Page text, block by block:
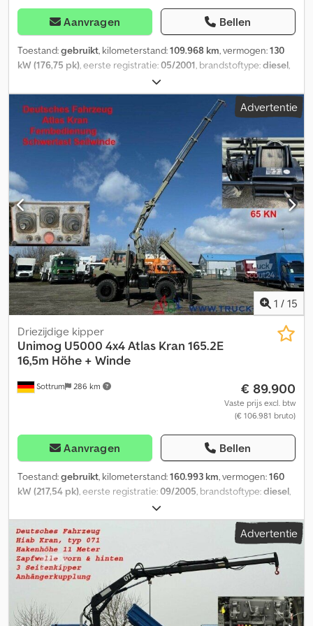
Aanvragen Bellen
Toestand:gebruikt, kilometerstand:109.968 km, vermogen:130
kW (176,75 pk), eerste registratie:05/2001, brandstoftype:diesel,
, soort overbrenging:
aantal zitplaatsen:2, totale lengte:5.100 mm, totale breedte:2.150
mm, totale hoogte:2.850 mm
ABS,
vierwielaandrijving
, Hydraulische asvergrendeling Crjdpfx
Asuvbqgsigof Torsiekader met 2 cilinders Voor het vergrendelen
van de vooras bij kraanarmgebruik Dücker AH asblokkering
Unimog U 300 400 500 torsiekader Mercedes-Benz Mulag Gilbers
maaiarm bermmaaier giekmaaier
Advertentie
1 / 15
Sottrum 286 km
Driezijdige kipper
Unimog U5000 4x4 Atlas Kran 165.2E
16,5m Höhe + Winde
€ 89.900
Vaste prijs excl. btw
(€ 106.981 bruto)
Aanvragen Bellen
Toestand:gebruikt, kilometerstand:160.993 km, vermogen:160
kW (217,54 pk), eerste registratie:09/2005, brandstoftype:diesel,
, maximaal laadgewicht:
totaalgewicht:13.500 kg, asconfiguratie:4x4, wielbasis:3.800 mm,
remmen:motorrem, kleur: , bestuurderscabine: dagcabine,
soort overbrenging:
ophanging:staal, aantal zitplaatsen:3, laadruimte lengte:1.880
mm, laadruimtebreedte:2.430 mm, laadruimtehoogte: 400 mm
ABS, aanhangwagenkoppeling, bekrachtigde
besturing, cabine, differentieelslot, extra koplampen, kraan,
mistlampen, vierwielaandrijving, * Duits voertuig * Uit tweede
Advertentie